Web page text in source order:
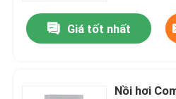
Giá tốt nhất
Nồi hơi